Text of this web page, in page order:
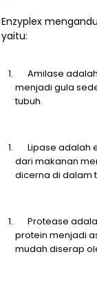
Enzyplex
yaitu:
Amilase
menjadi gula
tubuh.
Lipase adalah
dari makanan
dicerna di dalam
Protease adala
protein menjadi
mudah diserap